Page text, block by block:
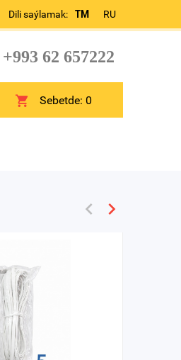
Dili saýlamak: TM RU
+993 62 657222
Sebetde:0